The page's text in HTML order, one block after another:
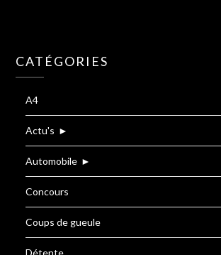
CATÉGORIES
A4
Actu's ►
Automobile ►
Concours
Coups de gueule
Détente